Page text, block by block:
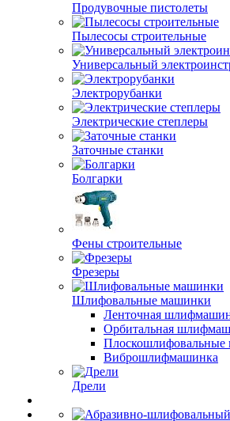
Продувочные пистолеты
Пылесосы строительные
Универсальный
Электрорубанки
Электрические степлеры
Заточные станки
Болгарки
Фены строительные
Фрезеры
Шлифовальные машинки
Ленточная
Орбитальная
Виброшлифмашинка
Дрели